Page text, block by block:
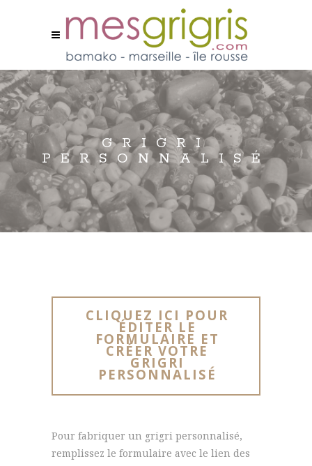
GRIGRI
PERSONNALISÉ
CLIQUEZ ICI POUR
ÉDITER LE
FORMULAIRE ET
CRÉER VOTRE
GRIGRI
PERSONNALISÉ
Pour fabriquer un grigri personnalisé,
remplissez le formulaire avec le lien des